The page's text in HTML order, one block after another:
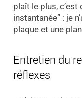
plaît le plus,
instantanée” : je
plaque et une
Entretien du
réflexes